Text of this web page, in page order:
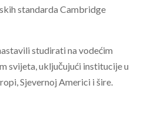
standarda Cambridge
studirati na vodećim
svijeta, uključujući institucije u
Sjevernoj Americi i šire.